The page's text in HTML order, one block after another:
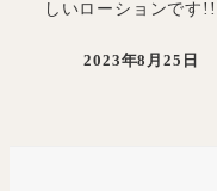
しいローションです!!
投稿日
2023年8月25日